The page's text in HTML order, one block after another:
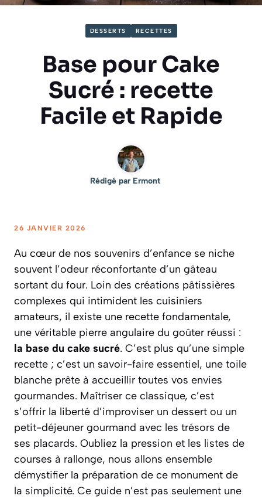
DESSERTS RECETTES
Base pour Cake
Sucré : recette
Facile et Rapide
Rédigé par Ermont
26 JANVIER 2026
Au cœur de nos souvenirs d’enfance se niche
souvent l’odeur réconfortante d’un gâteau
sortant du four. Loin des créations pâtissières
complexes qui intimident les cuisiniers
amateurs, il existe une recette fondamentale,
une véritable pierre angulaire du goûter réussi :
la base du cake sucré. C’est plus qu’une simple
recette ; c’est un savoir-faire essentiel, une toile
blanche prête à accueillir toutes vos envies
gourmandes. Maîtriser ce classique, c’est
s’offrir la liberté d’improviser un dessert ou un
petit-déjeuner gourmand avec les trésors de
ses placards. Oubliez la pression et les listes de
courses à rallonge, nous allons ensemble
démystifier la préparation de ce monument de
la simplicité. Ce guide n’est pas seulement une